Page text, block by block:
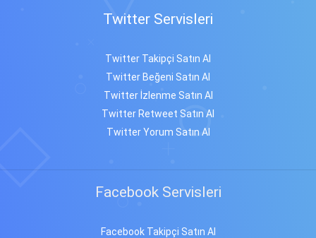
Twitter Servisleri
Twitter Takipçi Satın Al
Twitter Beğeni Satın Al
Twitter İzlenme Satın Al
Twitter Retweet Satın Al
Twitter Yorum Satın Al
Facebook Servisleri
Facebook Takipçi Satın Al